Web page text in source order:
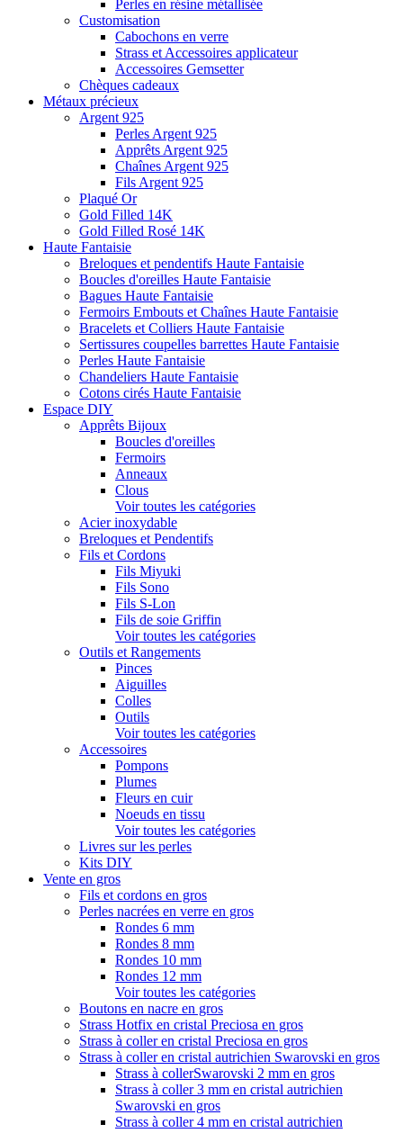
Perles en résine métallisée
Customisation
Cabochons en verre
Strass et Accessoires applicateur
Accessoires Gemsetter
Chèques cadeaux
Métaux précieux
Argent 925
Perles Argent 925
Apprêts Argent 925
Chaînes Argent 925
Fils Argent 925
Plaqué Or
Gold Filled 14K
Gold Filled Rosé 14K
Haute Fantaisie
Breloques et pendentifs Haute Fantaisie
Boucles d'oreilles Haute Fantaisie
Bagues Haute Fantaisie
Fermoirs Embouts et Chaînes Haute Fantaisie
Bracelets et Colliers Haute Fantaisie
Sertissures coupelles barrettes Haute Fantaisie
Perles Haute Fantaisie
Chandeliers Haute Fantaisie
Cotons cirés Haute Fantaisie
Espace DIY
Apprêts Bijoux
Boucles d'oreilles
Fermoirs
Anneaux
Clous
Voir toutes les catégories
Acier inoxydable
Breloques et Pendentifs
Fils et Cordons
Fils Miyuki
Fils Sono
Fils S-Lon
Fils de soie Griffin
Voir toutes les catégories
Outils et Rangements
Pinces
Aiguilles
Colles
Outils
Voir toutes les catégories
Accessoires
Pompons
Plumes
Fleurs en cuir
Noeuds en tissu
Voir toutes les catégories
Livres sur les perles
Kits DIY
Vente en gros
Fils et cordons en gros
Perles nacrées en verre en gros
Rondes 6 mm
Rondes 8 mm
Rondes 10 mm
Rondes 12 mm
Voir toutes les catégories
Boutons en nacre en gros
Strass Hotfix en cristal Preciosa en gros
Strass à coller en cristal Preciosa en gros
Strass à coller en cristal autrichien Swarovski en gros
Strass à collerSwarovski 2 mm en gros
Strass à coller 3 mm en cristal autrichien
Swarovski en gros
Strass à coller 4 mm en cristal autrichien